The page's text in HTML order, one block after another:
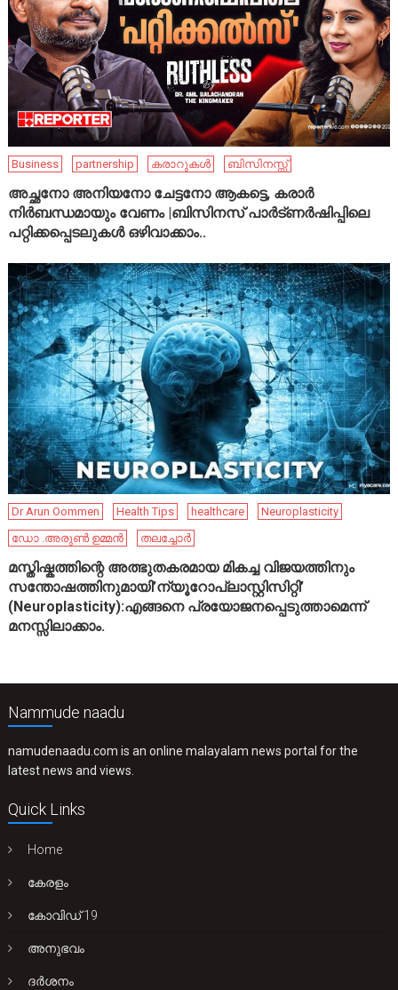
Business partnership കരാറുകൾ ബിസിനസ്സ്
അച്ഛനോ അനിയനോ ചേട്ടനോ ആകട്ടെ, കരാർ
നിർബന്ധമായും വേണം |ബിസിനസ് പാർട്ണർഷിപ്പിലെ
പറ്റിക്കപ്പെടലുകൾ ഒഴിവാക്കാം..
Dr Arun Oommen Health Tips healthcare
Neuroplasticity
ഡോ .അരുൺ ഉമ്മൻ
തലച്ചോർ
മസ്തിഷ്കത്തിന്റെ അത്ഭുതകരമായ മികച്ച വിജയത്തിനും
സന്തോഷത്തിനുമായി’ന്യൂറോപ്ലാസ്റ്റിസിറ്റി’
(Neuroplasticity):എങ്ങനെ പ്രയോജനപ്പെടുത്താമെന്ന്
മനസ്സിലാക്കാം.
Nammude naadu
namudenaadu.com is an online malayalam news portal for the
latest news and views.
Quick Links
Home
കേരളം
കോവിഡ് 19
അനുഭവം
ദർശനം